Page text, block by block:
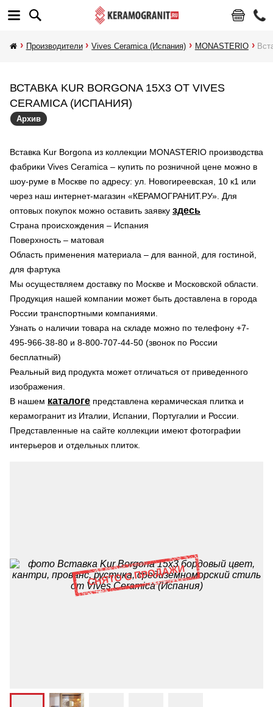
Производители Vives Ceramica (Испания) MONASTERIO
ВСТАВКА KUR BORGONA 15X3 ОТ VIVES
CERAMICA (ИСПАНИЯ)
Архив
Вставка Kur Borgona из коллекции MONASTERIO производства
фабрики Vives Ceramica – купить по розничной цене можно в
шоу-руме в Москве по адресу: ул. Новогиреевская, 10 к1 или
через наш интернет-магазин «КЕРАМОГРАНИТ.РУ». Для
оптовых покупок можно оставить заявку здесь
Страна происхождения – Испания
Поверхность – матовая
Область применения материала – для ванной, для гостиной,
для фартука
Мы осуществляем доставку по Москве и Московской области.
Продукция нашей компании может быть доставлена в города
России транспортными компаниями.
Узнать о наличии товара на складе можно по телефону +7-
495-966-38-80 и 8-800-707-44-50 (звонок по России
бесплатный)
Реальный вид продукта может отличаться от приведенного
изображения.
В нашем каталоге представлена керамическая плитка и
керамогранит из Италии, Испании, Португалии и России.
Представленные на сайте коллекции имеют фотографии
интерьеров и отдельных плиток.